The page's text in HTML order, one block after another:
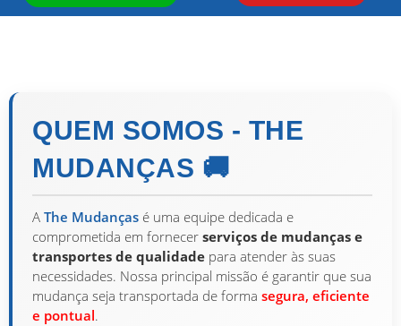
QUEM SOMOS - THE
MUDANÇAS 🚚
AThe Mudanças é uma equipe dedicada e
comprometida em fornecerserviços de mudanças e
transportes de qualidade para atender às suas
necessidades. Nossa principal missão é garantir que sua
mudança seja transportada de formasegura, eficiente
e pontual.